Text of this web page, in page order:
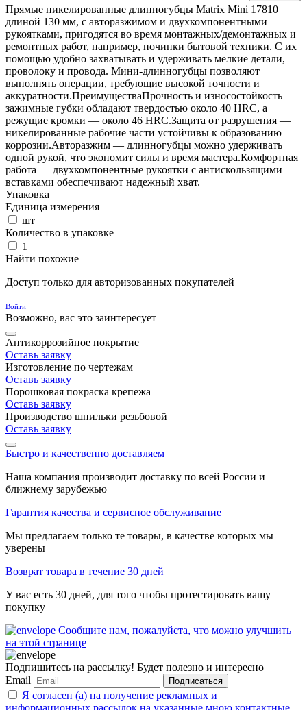
Прямые никелированные длинногубцы Matrix Mini 17810
длиной 130 мм, с авторазжимом и двухкомпонентными
рукоятками, пригодятся во время монтажных/демонтажных и
ремонтных работ, например, починки бытовой техники. С их
помощью удобно захватывать и удерживать мелкие детали,
проволоку и провода. Мини-длинногубцы позволяют
выполнять операции, требующие высокой точности и
аккуратности.ПреимуществаПрочность и износостойкость —
зажимные губки обладают твердостью около 40 HRC, а
режущие кромки — около 46 HRC.Защита от разрушения —
никелированные рабочие части устойчивы к образованию
коррозии.Авторазжим — длинногубцы можно удерживать
одной рукой, что экономит силы и время мастера.Комфортная
работа — двухкомпонентные рукоятки с антискользящими
вставками обеспечивают надежный хват.
Упаковка
Единица измерения
шт
Количество в упаковке
1
Найти похожие
Доступ только для авторизованных покупателей
Войти
Возможно, вас это заинтересует
Антикоррозийное покрытие
Оставь заявку
Изготовление по чертежам
Оставь заявку
Порошковая покраска крепежа
Оставь заявку
Производство шпильки резьбовой
Оставь заявку
Быстро и качественно доставляем
Наша компания производит доставку по всей России и
ближнему зарубежью
Гарантия качества и сервисное обслуживание
Мы предлагаем только те товары, в качестве которых мы
уверены
Возврат товара в течение 30 дней
У вас есть 30 дней, для того чтобы протестировать вашу
покупку
Сообщите нам, пожалуйста, что можно улучшить
на этой странице
Подпишитесь на рассылку! Будет полезно и интересно
Email
Подписаться
Я согласен (а) на получение рекламных и
информационных рассылок на указанные мною контактные